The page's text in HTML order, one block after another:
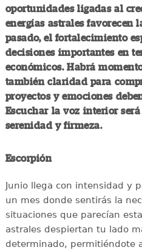
oportunidades ligadas al
energías astrales favorecen
pasado, el fortalecimiento
decisiones importantes en
económicos. Habrá
también claridad para
proyectos y emociones
Escuchar la voz interior
serenidad y firmeza.
Escorpión
Junio llega con intensidad y
un mes donde sentirás la
situaciones que parecían
astrales despiertan tu lado
determinado, permitiéndote